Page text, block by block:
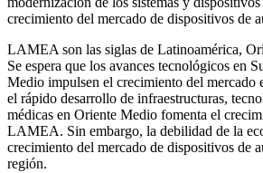
crecimiento del mercado de dispositivos de
LAMEA son las siglas de Latinoamérica,
Se espera que los avances tecnológicos en
Medio impulsen el crecimiento del
el rápido desarrollo de infraestructuras,
médicas en Oriente Medio fomenta el
LAMEA. Sin embargo, la debilidad de la
crecimiento del mercado de dispositivos de
región.